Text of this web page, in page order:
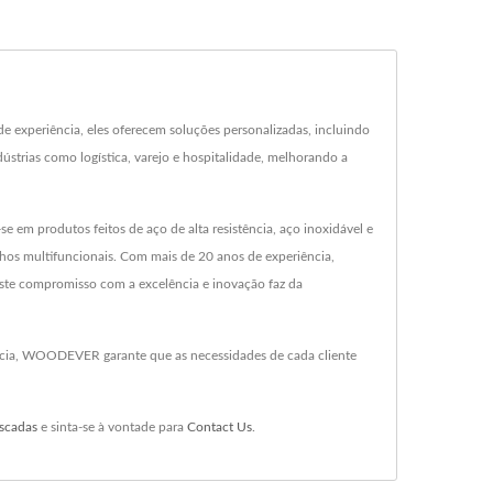
experiência, eles oferecem soluções personalizadas, incluindo
como logística, varejo e hospitalidade, melhorando a
em produtos feitos de aço de alta resistência, aço inoxidável e
multifuncionais. Com mais de 20 anos de experiência,
compromisso com a excelência e inovação faz da
WOODEVER garante que as necessidades de cada cliente
e sinta-se à vontade para Contact Us